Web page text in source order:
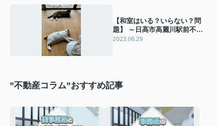
【和室はいる？いらない？問
題】 ～日高市高麗川駅前不動
産コラム～
2023.06.29
”不動産コラム”おすすめ記事